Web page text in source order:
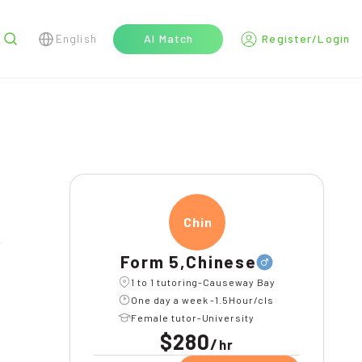
English AI Match Register/Login
Chine
Form 5,Chinese
1 to 1 tutoring-Causeway Bay
One day a week -1.5Hour/cls
Female tutor-University
$280/ hr